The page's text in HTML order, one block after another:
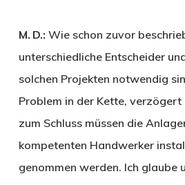
M. D.: Wie schon zuvor
unterschiedliche Entscheider
solchen Projekten notwendig
Problem in der Kette, verzögert
zum Schluss müssen die
kompetenten Handwerker
genommen werden. Ich glaube